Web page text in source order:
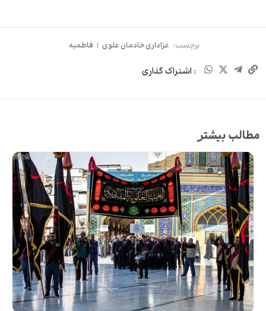
برچسب: عزاداری خادمان علوی | فاطمیه
: اشتراک گذاری
مطالب بیشتر